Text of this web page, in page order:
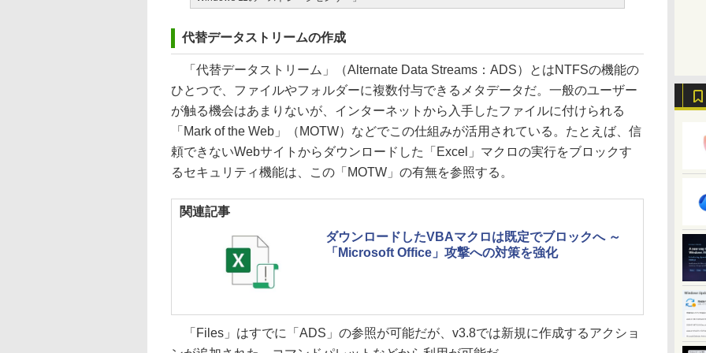
代替データストリームの作成
「代替データストリーム」（Alternate Data Streams：ADS）とはNTFSの機能の
ひとつで、ファイルやフォルダーに複数付与できるメタデータだ。一般のユーザー
が触る機会はあまりないが、インターネットから入手したファイルに付けられる
「Mark of the Web」（MOTW）などでこの仕組みが活用されている。たとえば、信
頼できないWebサイトからダウンロードした「Excel」マクロの実行をブロックす
るセキュリティ機能は、この「MOTW」の有無を参照する。
関連記事
ダウンロードしたVBAマクロは既定でブロックへ ～
「Microsoft Office」攻撃への対策を強化
「Files」はすでに「ADS」の参照が可能だが、v3.8では新規に作成するアクショ